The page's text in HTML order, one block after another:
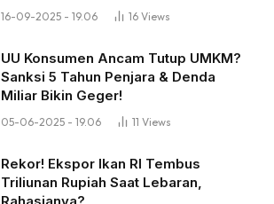
16-09-2025 - 19.06 16 Views
UU Konsumen Ancam Tutup UMKM?
Sanksi 5 Tahun Penjara & Denda
Miliar Bikin Geger!
05-06-2025 - 19.06 11 Views
Rekor! Ekspor Ikan RI Tembus
Triliunan Rupiah Saat Lebaran,